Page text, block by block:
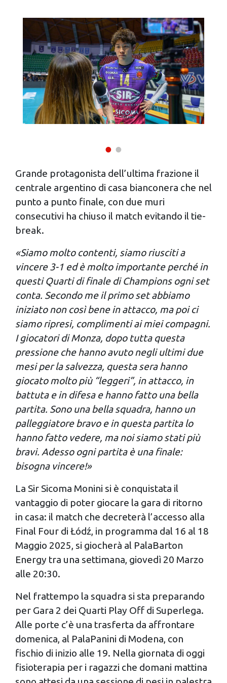
nostri partner che si occupano di analisi dei dati web,
pubblicità e social media, i quali potrebbero combinarle
con altre informazioni che hai fornito loro o che hanno
raccolto dal tuo utilizzo dei loro servizi.
Grande protagonista dell’ultima frazione il
centrale argentino di casa bianconera che nel
punto a punto finale, con due muri
consecutivi ha chiuso il match evitando il tie-
break.
«Siamo molto contenti, siamo riusciti a
vincere 3-1 ed è molto importante perché in
questi Quarti di finale di Champions ogni set
conta. Secondo me il primo set abbiamo
iniziato non così bene in attacco, ma poi ci
siamo ripresi, complimenti ai miei compagni.
I giocatori di Monza, dopo tutta questa
pressione che hanno avuto negli ultimi due
mesi per la salvezza, questa sera hanno
giocato molto più “leggeri”, in attacco, in
battuta e in difesa e hanno fatto una bella
partita. Sono una bella squadra, hanno un
palleggiatore bravo e in questa partita lo
hanno fatto vedere, ma noi siamo stati più
bravi. Adesso ogni partita è una finale:
bisogna vincere!»
La Sir Sicoma Monini si è conquistata il
vantaggio di poter giocare la gara di ritorno
in casa: il match che decreterà l’accesso alla
Final Four di Łódź, in programma dal 16 al 18
Maggio 2025, si giocherà al PalaBarton
Energy tra una settimana, giovedì 20 Marzo
alle 20:30.
Nel frattempo la squadra si sta preparando
per Gara 2 dei Quarti Play Off di Superlega.
Alle porte c’è una trasferta da affrontare
domenica, al PalaPanini di Modena, con
fischio di inizio alle 19. Nella giornata di oggi
fisioterapia per i ragazzi che domani mattina